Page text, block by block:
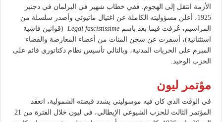
الأزمة انتقل إلى الهجوم. ففي خطاب شهير في البرلمان في دجنبر
1925، أعلن مسؤوليته الكاملة عن اغتيال ماتيوتي وأصدر سلسلة من
المراسيم، عُرفت فيما بعد باسمLeggi fascistissime (قوانين فاشية
استثنائية)، أسفرت عن سجن المئات من أعضاء المعارضة والقضاء
المبرم على الحريات المدنية، وبالتالي تأسيس نظام دكتاتوري قائم على
الحزب الوحيد.
مؤتمر ليون
في الوقت الذي كان فيه موسوليني يشدد قبضته الشمولية، انعقد
المؤتمر الثالث للحزب الشيوعي الإيطالي، في ليون خلال الفترة من 21